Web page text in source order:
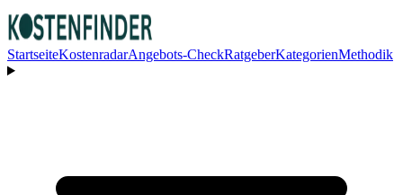
StartseiteKostenradarAngebots-CheckRatgeberKategorienMethodik